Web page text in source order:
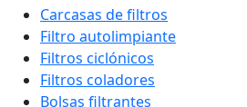
Carcasas de filtros
Filtro autolimpiante
Filtros ciclónicos
Filtros coladores
Bolsas filtrantes